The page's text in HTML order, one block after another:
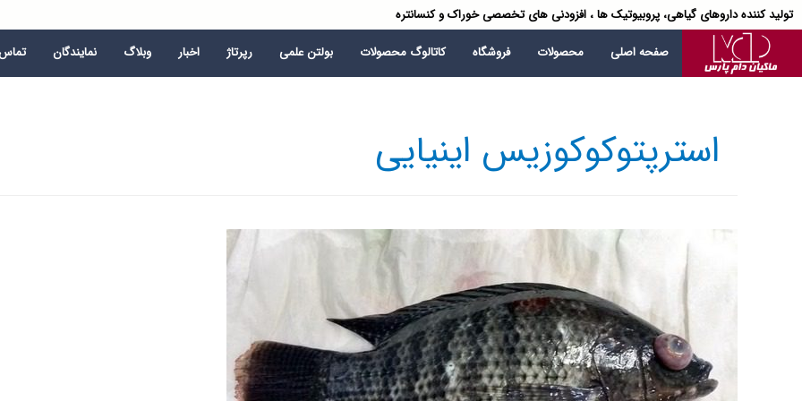
تولید کننده داروهای گیاهی، پروبیوتیک ها ، افزودنی های تخصصی خوراک و کنسانتره
صفحه اصلی محصولات فروشگاه کاتالوگ محصولات بولتن علمی رپرتاژ اخبار وبلاگ نمایندگان تماس
استرپتوکوکوزیس اینیایی